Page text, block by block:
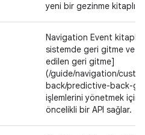
yeni bir gezinme
Navigation Event
sistemde geri gitme ve
edilen geri gitme]
(/guide/navigation/
back/predictive-back-
işlemlerini yönetmek için
öncelikli bir API sağlar.